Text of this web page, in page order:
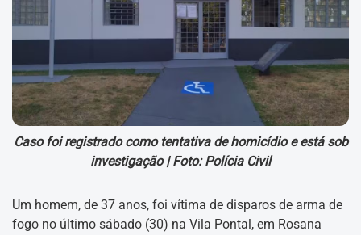
Caso foi registrado como tentativa de homicídio e está sob
investigação | Foto: Polícia Civil
Um homem, de 37 anos, foi vítima de disparos de arma de
fogo no último sábado (30) na Vila Pontal, em Rosana